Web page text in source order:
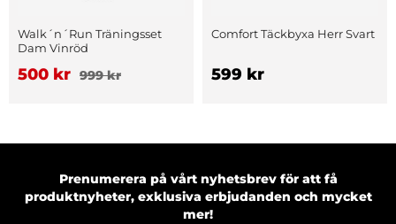
Walk´n´Run Träningsset
Dam Vinröd
500 kr 999 kr
Comfort Täckbyxa Herr Svart
599 kr
Prenumerera på vårt nyhetsbrev för att få
produktnyheter, exklusiva erbjudanden och mycket
mer!